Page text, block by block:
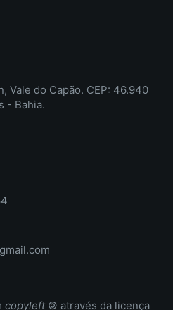
Vale do Capão. CEP: 46.940
- Bahia.
copyleft🄯 através da licença